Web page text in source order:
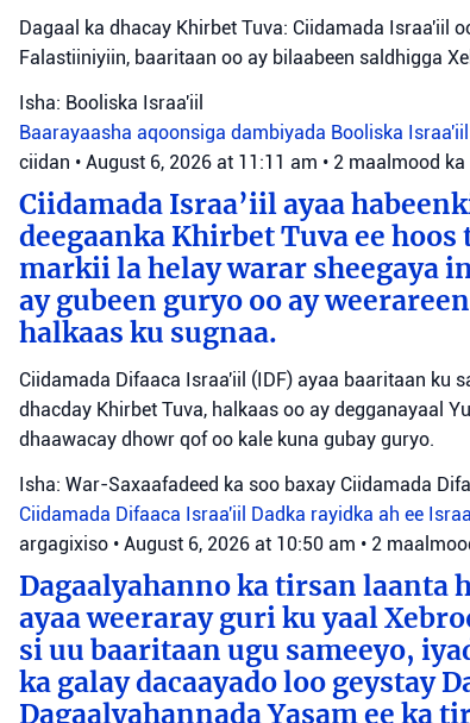
Dagaal ka dhacay Khirbet Tuva: Ciidamada Israa'iil
Falastiiniyiin, baaritaan oo ay bilaabeen saldhigga
Isha: Booliska Israa'iil
Baarayaasha aqoonsiga dambiyada Booliska Israa'iil
ciidan • August 6, 2026 at 11:11 am • 2 maalmood ka
Ciidamada Israa’iil ayaa
deegaanka Khirbet Tuva ee
markii la helay warar sheegaya
ay gubeen guryo oo ay
halkaas ku sugnaa.
Ciidamada Difaaca Israa'iil (IDF) ayaa baaritaan ku
dhacday Khirbet Tuva, halkaas oo ay degganayaal
dhaawacay dhowr qof oo kale kuna gubay guryo.
Isha: War-Saxaafadeed ka soo baxay Ciidamada
Ciidamada Difaaca Israa'iil Dadka rayidka ah ee
argagixiso • August 6, 2026 at 10:50 am • 2
Dagaalyahanno ka tirsan laanta
ayaa weeraray guri ku yaal
si uu baaritaan ugu sameeyo,
ka galay dacaayado loo geystay
Dagaalyahannada Yasam ee ka